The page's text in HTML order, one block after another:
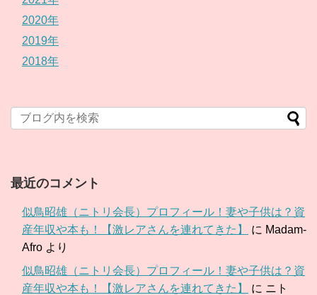
2020年
2019年
2018年
最近のコメント
似鳥昭雄（ニトリ会長）プロフィール！妻や子供は？資
産年収や本も！【激レアさんを連れてきた】
に Madam-
Afro より
似鳥昭雄（ニトリ会長）プロフィール！妻や子供は？資
産年収や本も！【激レアさんを連れてきた】
に ニト